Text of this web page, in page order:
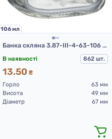
106 мл
Банка скляна 3.87-III-4-63-106 (банки скляні 106 мл)
В наявності 862 шт.
13.50 ₴
Горло
63 мм
Висота
49 мм
Діаметр
67 мм